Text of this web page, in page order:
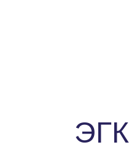
ЭГК